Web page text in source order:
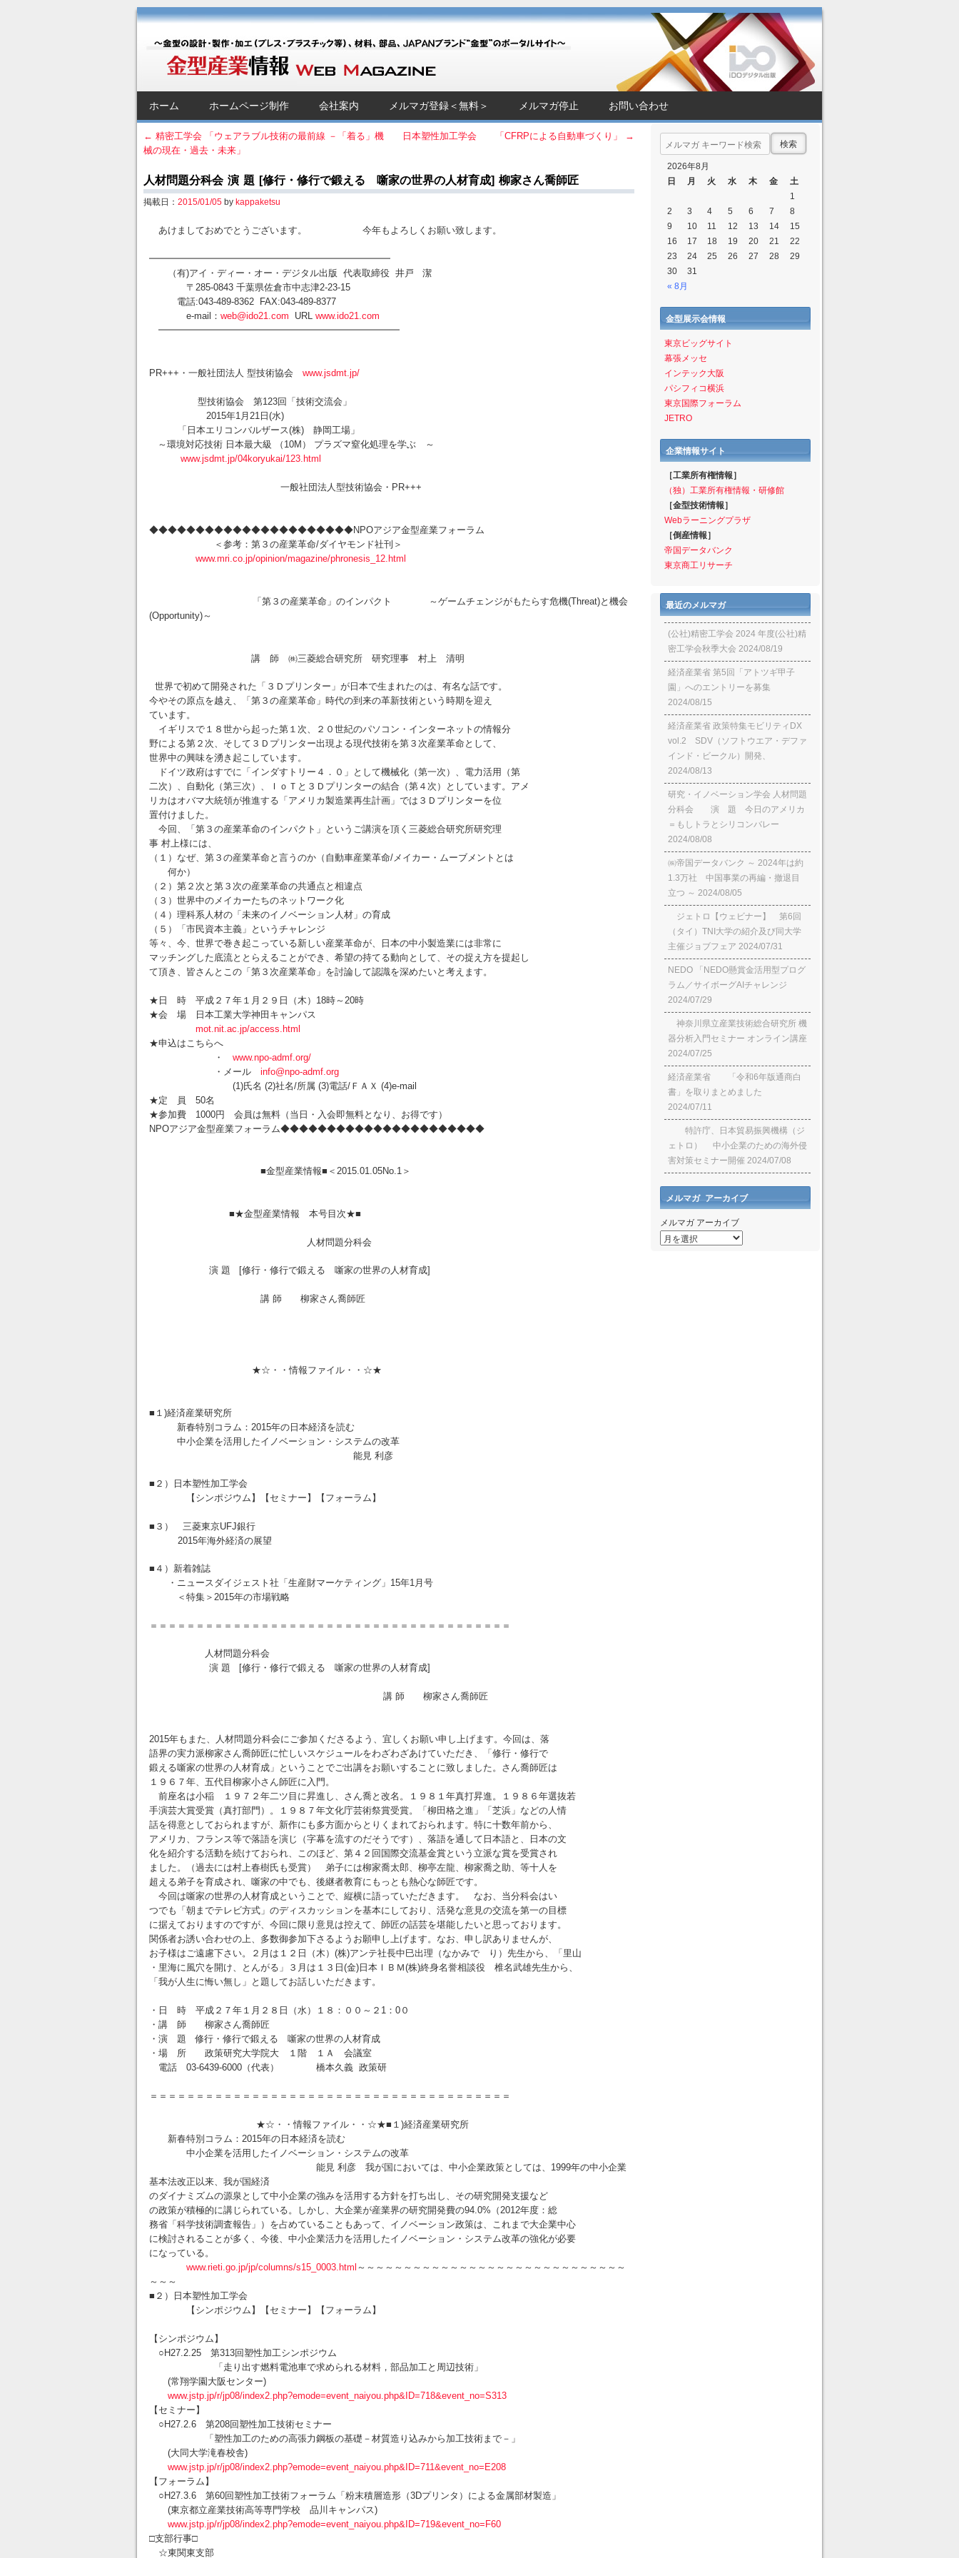
金型産業情報 [Web Magazine]
Menu
SKIP TO CONTENT
ホーム ホームページ制作 会社案内 メルマガ登録＜無料＞ メルマガ停止 お問い合わせ
Post navigation
← 精密工学会 「ウェアラブル技術の最前線 －「着る」機
械の現在・過去・未来」
日本塑性加工学会 「CFRPによる自動車づくり」 →
人材問題分科会 演 題 [修行・修行で鍛える 噺家の世界の人材育成] 柳家さん喬師匠
掲載日：2015/01/05 by kappaketsu
あけましておめでとうございます。 今年もよろしくお願い致します。
━━━━━━━━━━━━━━━━━━━━━━━━━━
（有)アイ・ディー・オー・デジタル出版 代表取締役 井戸 潔
〒285-0843 千葉県佐倉市中志津2-23-15
電話:043-489-8362 FAX:043-489-8377
e-mail： web@ido21.com URL www.ido21.com
━━━━━━━━━━━━━━━━━━━━━━━━━━
PR+++・一般社団法人 型技術協会 www.jsdmt.jp/
型技術協会 第123回「技術交流会」
2015年1月21日(水)
「日本エリコンバルザース(株) 静岡工場」
～環境対応技術 日本最大級 （10M） プラズマ窒化処理を学ぶ ～
www.jsdmt.jp/04koryukai/123.html
一般社団法人型技術協会・PR+++
◆◆◆◆◆◆◆◆◆◆◆◆◆◆◆◆◆◆◆◆◆◆NPOアジア金型産業フォーラム
＜参考：第３の産業革命/ダイヤモンド社刊＞
www.mri.co.jp/opinion/magazine/phronesis_12.html
「第３の産業革命」のインパクト ～ゲームチェンジがもたらす危機(Threat)と機会
(Opportunity)～
講 師 ㈱三菱総合研究所 研究理事 村上 清明
世界で初めて開発された「３Ｄプリンター」が日本で生まれたのは、有名な話です。
今やその原点を越え、「第３の産業革命」時代の到来の革新技術という時期を迎え
ています。
イギリスで１８世から起った第１次、２０世紀のパソコン・インターネットの情報分
野による第２次、そして３Ｄプリンター出現よる現代技術を第３次産業革命として、
世界中の興味を湧き起こしています。
ドイツ政府はすでに「インダすトリー４．０」として機械化（第一次）、電力活用（第
二次）、自動化（第三次）、ＩｏＴと３Ｄプリンターの結合（第４次）としています。アメ
リカはオバマ大統領が推進する「アメリカ製造業再生計画」では３Ｄプリンターを位
置付けました。
今回、「第３の産業革命のインパクト」というご講演を頂く三菱総合研究所研究理
事 村上様には、
（１）なぜ、第３の産業革命と言うのか（自動車産業革命/メイカー・ムーブメントとは
何か）
（２）第２次と第３次の産業革命の共通点と相違点
（３）世界中のメイカーたちのネットワーク化
（４）理科系人材の「未来のイノベーション人材」の育成
（５）「市民資本主義」というチャレンジ
等々、今、世界で巻き起こっている新しい産業革命が、日本の中小製造業には非常に
マッチングした底流ととらえることができ、希望の持てる動向として、その捉え方を提起し
て頂き、皆さんとこの「第３次産業革命」を討論して認識を深めたいと考えます。
★日 時 平成２７年１月２９日（木）18時～20時
★会 場 日本工業大学神田キャンパス
mot.nit.ac.jp/access.html
★申込はこちらへ
・ www.npo-admf.org/
・メール info@npo-admf.org
(1)氏名 (2)社名/所属 (3)電話/ＦＡＸ (4)e-mail
★定 員 50名
★参加費 1000円 会員は無料（当日・入会即無料となり、お得です）
NPOアジア金型産業フォーラム◆◆◆◆◆◆◆◆◆◆◆◆◆◆◆◆◆◆◆◆◆◆
■金型産業情報■＜2015.01.05No.1＞
■★金型産業情報 本号目次★■
人材問題分科会
演 題 [修行・修行で鍛える 噺家の世界の人材育成]
講 師 柳家さん喬師匠
★☆・・情報ファイル・・☆★
■１)経済産業研究所
新春特別コラム：2015年の日本経済を読む
中小企業を活用したイノベーション・システムの改革
能見 利彦
■２）日本塑性加工学会
【シンポジウム】【セミナー】【フォーラム】
■３） 三菱東京UFJ銀行
2015年海外経済の展望
■４）新着雑誌
・ニュースダイジェスト社「生産財マーケティング」15年1月号
＜特集＞2015年の市場戦略
＝＝＝＝＝＝＝＝＝＝＝＝＝＝＝＝＝＝＝＝＝＝＝＝＝＝＝＝＝＝＝＝＝＝＝＝＝＝＝
人材問題分科会
演 題 [修行・修行で鍛える 噺家の世界の人材育成]
講 師 柳家さん喬師匠
2015年もまた、人材問題分科会にご参加くださるよう、宜しくお願い申し上げます。今回は、落
語界の実力派柳家さん喬師匠に忙しいスケジュールをわざわざあけていただき、「修行・修行で
鍛える噺家の世界の人材育成」ということでご出講をお願いすることに致しました。さん喬師匠は
１９６７年、五代目柳家小さん師匠に入門。
前座名は小稲 １９７２年二ツ目に昇進し、さん喬と改名。１９８１年真打昇進。１９８６年選抜若
手演芸大賞受賞（真打部門）。１９８７年文化庁芸術祭賞受賞。「柳田格之進」「芝浜」などの人情
話を得意としておられますが、新作にも多方面からとりくまれておられます。特に十数年前から、
アメリカ、フランス等で落語を演じ（字幕を流すのだそうです）、落語を通して日本語と、日本の文
化を紹介する活動を続けておられ、このほど、第４２回国際交流基金賞という立派な賞を受賞され
ました。（過去には村上春樹氏も受賞） 弟子には柳家喬太郎、柳亭左龍、柳家喬之助、等十人を
超える弟子を育成され、噺家の中でも、後継者教育にもっとも熱心な師匠です。
今回は噺家の世界の人材育成ということで、縦横に語っていただきます。 なお、当分科会はい
つでも「朝までテレビ方式」のディスカッションを基本にしており、活発な意見の交流を第一の目標
に据えておりますのですが、今回に限り意見は控えて、師匠の話芸を堪能したいと思っております。
関係者お誘い合わせの上、多数御参加下さるようお願申し上げます。なお、申し訳ありませんが、
お子様はご遠慮下さい。２月は１２日（木）(株)アンテ社長中巳出理（なかみで り）先生から、「里山
・里海に風穴を開け、とんがる」３月は１３日(金)日本ＩＢＭ(株)終身名誉相談役 椎名武雄先生から、
「我が人生に悔い無し」と題してお話しいただきます。
・日 時 平成２７年１月２８日（水）１８：００～２1：0０
・講 師 柳家さん喬師匠
・演 題 修行・修行で鍛える 噺家の世界の人材育成
・場 所 政策研究大学院大 １階 １Ａ 会議室
電話 03-6439-6000（代表） 橋本久義 政策研
＝＝＝＝＝＝＝＝＝＝＝＝＝＝＝＝＝＝＝＝＝＝＝＝＝＝＝＝＝＝＝＝＝＝＝＝＝＝＝
★☆・・情報ファイル・・☆★■１)経済産業研究所
新春特別コラム：2015年の日本経済を読む
中小企業を活用したイノベーション・システムの改革
能見 利彦 我が国においては、中小企業政策としては、1999年の中小企業
基本法改正以来、我が国経済
のダイナミズムの源泉として中小企業の強みを活用する方針を打ち出し、その研究開発支援など
の政策が積極的に講じられている。しかし、大企業が産業界の研究開発費の94.0%（2012年度：総
務省「科学技術調査報告」）を占めていることもあって、イノベーション政策は、これまで大企業中心
に検討されることが多く、今後、中小企業活力を活用したイノベーション・システム改革の強化が必要
になっている。
www.rieti.go.jp/jp/columns/s15_0003.html ～～～～～～～～～～～～～～～～～～～～～～～～～～～～～
～～～
■２）日本塑性加工学会
【シンポジウム】【セミナー】【フォーラム】
【シンポジウム】
○H27.2.25 第313回塑性加工シンポジウム
「走り出す燃料電池車で求められる材料，部品加工と周辺技術」
(常翔学園大阪センター)
www.jstp.jp/r/jp08/index2.php?emode=event_naiyou.php&ID=718&event_no=S313
【セミナー】
○H27.2.6 第208回塑性加工技術セミナー
「塑性加工のための高張力鋼板の基礎－材質造り込みから加工技術まで－」
(大同大学滝春校舎)
www.jstp.jp/r/jp08/index2.php?emode=event_naiyou.php&ID=711&event_no=E208
【フォーラム】
○H27.3.6 第60回塑性加工技術フォーラム「粉末積層造形（3Dプリンタ）による金属部材製造」
(東京都立産業技術高等専門学校 品川キャンパス)
www.jstp.jp/r/jp08/index2.php?emode=event_naiyou.php&ID=719&event_no=F60
□支部行事□
☆東関東支部
2026年8月
日
月 火 水 木 金 土
« 8月
1
2
3 4 5 6 7
8
9
10 11 12 13 14
15
16
17 18 19 20 21
22
23
24 25 26 27 28
29
30
31
金型展示会情報
東京ビッグサイト
幕張メッセ
インテック大阪
パシフィコ横浜
東京国際フォーラム
JETRO
企業情報サイト
［工業所有権情報］
（独）工業所有権情報・研修館
［金型技術情報］
Webラーニングプラザ
［倒産情報］
帝国データバンク
東京商工リサーチ
最近のメルマガ
(公社)精密工学会 2024 年度(公社)精
密工学会秋季大会 2024/08/19
経済産業省 第5回「アトツギ甲子
園」へのエントリーを募集
2024/08/15
経済産業省 政策特集モビリティDX
vol.2 SDV（ソフトウエア・デファ
インド・ビークル）開発、
2024/08/13
研究・イノベーション学会 人材問題
分科会 演 題 今日のアメリカ
＝もしトラとシリコンバレー
2024/08/08
㈱帝国データバンク ～ 2024年は約
1.3万社 中国事業の再編・撤退目
立つ ～ 2024/08/05
ジェトロ【ウェビナー】 第6回
（タイ）TNI大学の紹介及び同大学
主催ジョブフェア 2024/07/31
NEDO 「NEDO懸賞⾦活⽤型プログ
ラム／サイボーグAIチャレンジ
2024/07/29
神奈川県立産業技術総合研究所 機
器分析入門セミナー オンライン講座
2024/07/25
経済産業省 「令和6年版通商白
書」を取りまとめました
2024/07/11
特許庁、日本貿易振興機構（ジ
ェトロ） 中小企業のための海外侵
害対策セミナー開催 2024/07/08
メルマガ アーカイブ
メルマガ アーカイブ